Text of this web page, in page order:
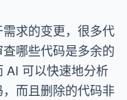
求的变更，很多代
哪些代码是多余的
AI 可以快速地分析
而且删除的代码非